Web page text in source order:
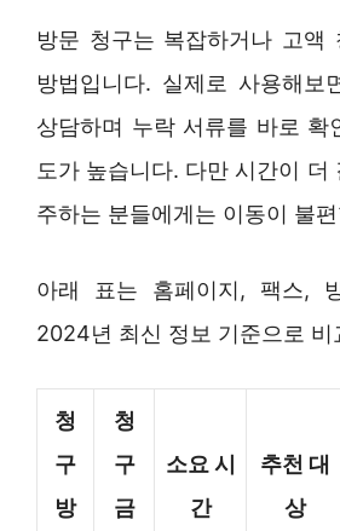
방문 청구는 복잡하거나 고액
방법입니다. 실제로 사용해보
상담하며 누락 서류를 바로 확
도가 높습니다. 다만 시간이 더
주하는 분들에게는 이동이 불
아래 표는 홈페이지, 팩스,
2024년 최신 정보 기준으로 비
청
구
방
청
구
금
소요 시
간
추천 대
상